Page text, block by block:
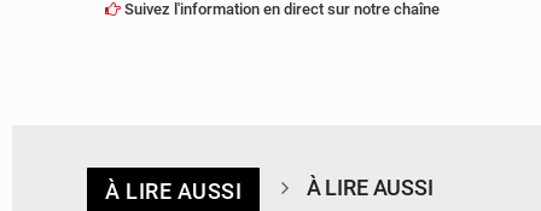
Suivez l'information en direct sur notre chaîne
À LIRE AUSSI À LIRE AUSSI